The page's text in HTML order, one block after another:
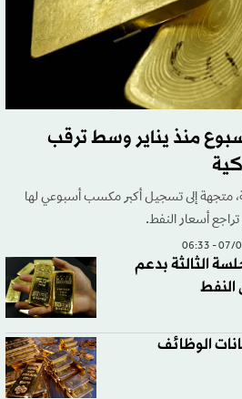
منذ يناير وسط ترقب
متجهة إلى تسجيل أكبر مكسب أسبوعي لها
تراجع أسعار النفط.
الثالثة بدعم
الوظائف